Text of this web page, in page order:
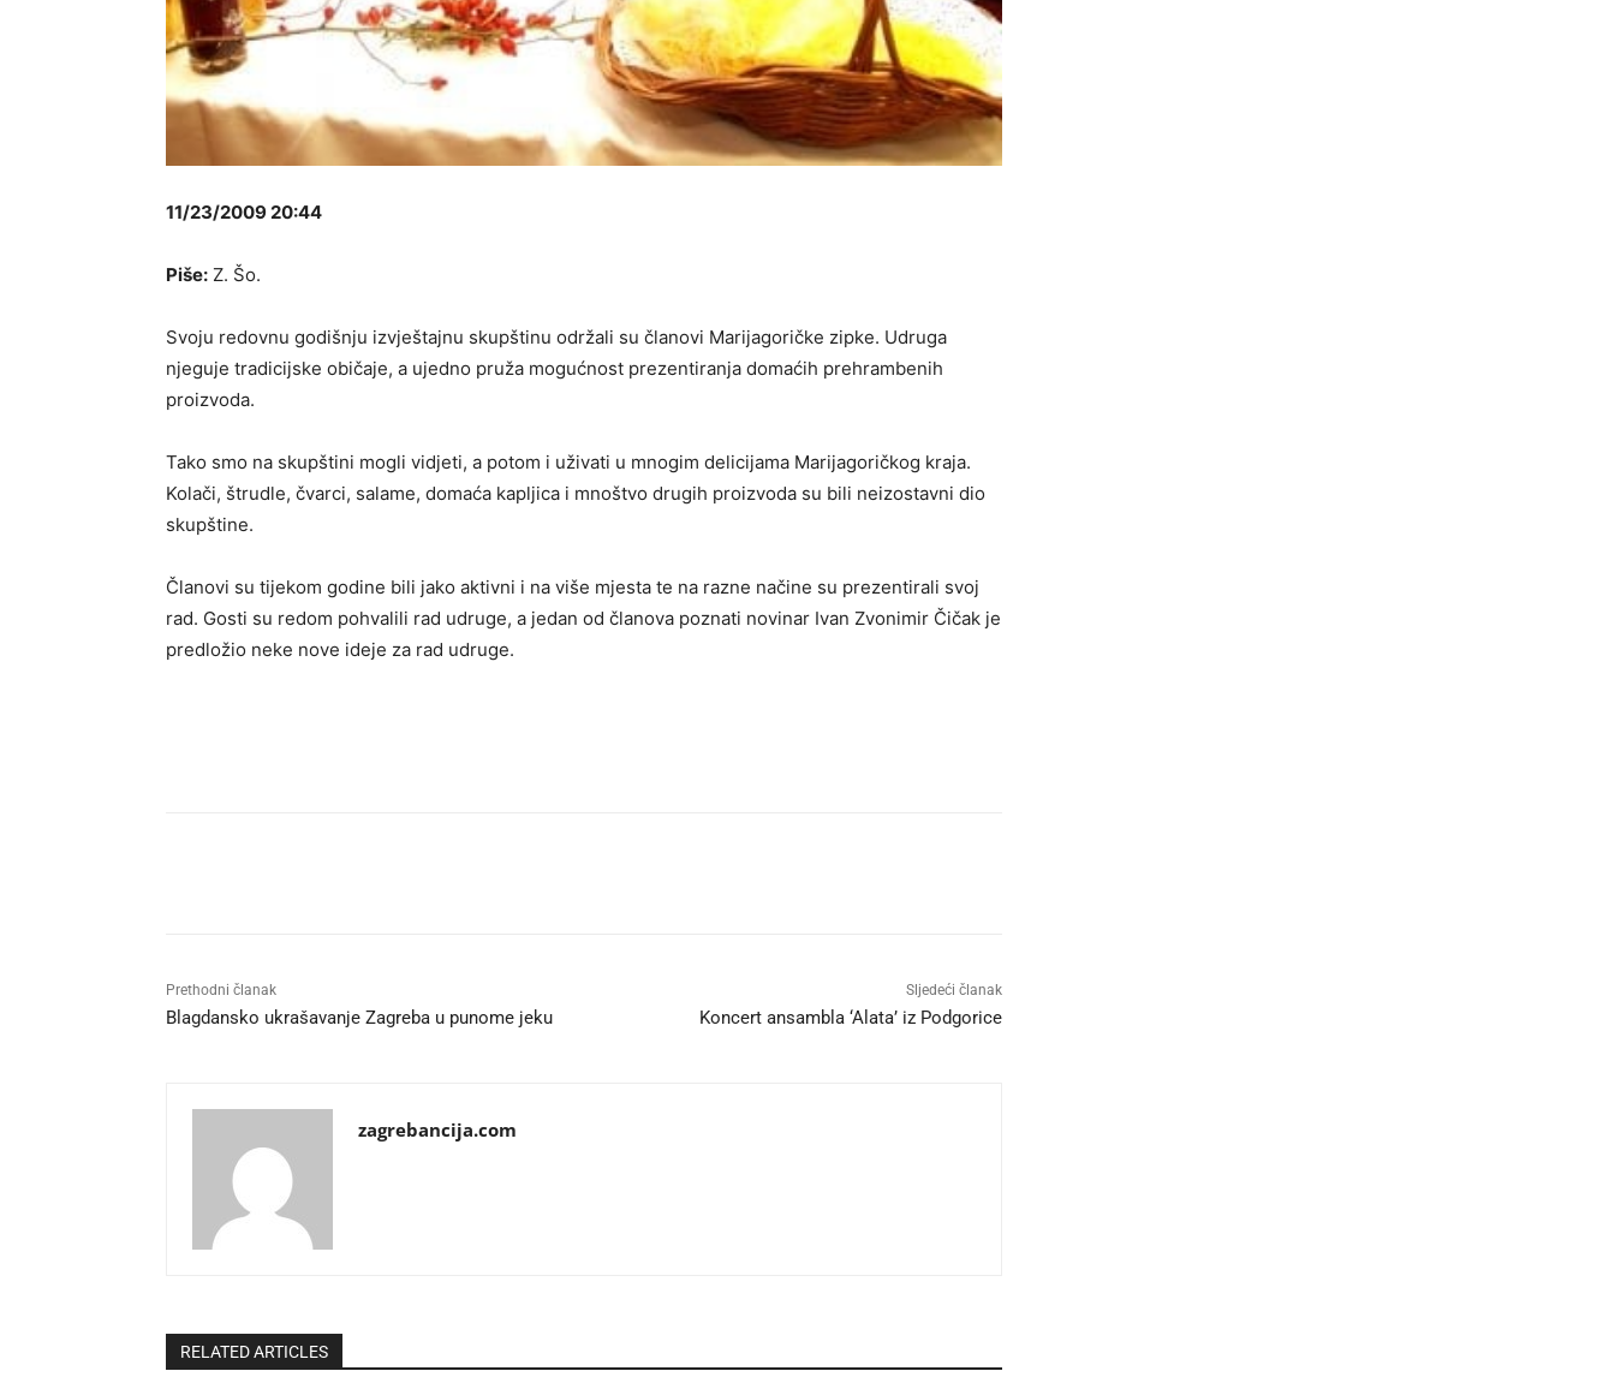
11/23/2009 20:44
Piše: Z. Šo.
Svoju redovnu godišnju izvještajnu skupštinu održali su članovi Marijagoričke zipke. Udruga
njeguje tradicijske običaje, a ujedno pruža mogućnost prezentiranja domaćih prehrambenih
proizvoda.
Tako smo na skupštini mogli vidjeti, a potom i uživati u mnogim delicijama Marijagoričkog kraja.
Kolači, štrudle, čvarci, salame, domaća kapljica i mnoštvo drugih proizvoda su bili neizostavni dio
skupštine.
Članovi su tijekom godine bili jako aktivni i na više mjesta te na razne načine su prezentirali svoj
rad. Gosti su redom pohvalili rad udruge, a jedan od članova poznati novinar Ivan Zvonimir Čičak je
predložio neke nove ideje za rad udruge.
Prethodni članak
Blagdansko ukrašavanje Zagreba u punome jeku
Sljedeći članak
Koncert ansambla ‘Alata’ iz Podgorice
zagrebancija.com
RELATED ARTICLES